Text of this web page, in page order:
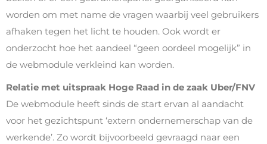
worden om met name de vragen waarbij veel gebruikers
afhaken tegen het licht te houden. Ook wordt er
onderzocht hoe het aandeel “geen oordeel mogelijk” in
de webmodule verkleind kan worden.
Relatie met uitspraak Hoge Raad in de zaak Uber/FNV
De webmodule heeft sinds de start ervan al aandacht
voor het gezichtspunt ‘extern ondernemerschap van de
werkende’. Zo wordt bijvoorbeeld gevraagd naar een